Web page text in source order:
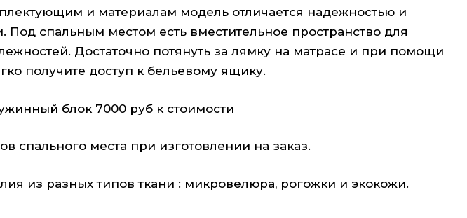
и материалам модель отличается надежностью и
Под спальным местом есть вместительное пространство для
Достаточно потянуть за лямку на матрасе и при помощи
получите доступ к бельевому ящику.
блок 7000 руб к стоимости
спального места при изготовлении на заказ.
из разных типов ткани : микровелюра, рогожки и экокожи.